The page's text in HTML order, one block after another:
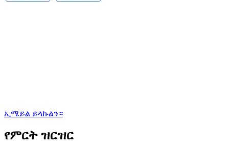
ኢሜይል ይላኩልን።
የምርት ዝርዝር